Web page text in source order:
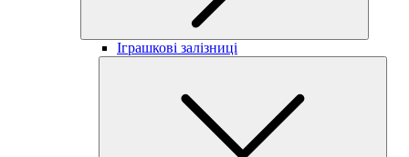
Іграшкові залізниці